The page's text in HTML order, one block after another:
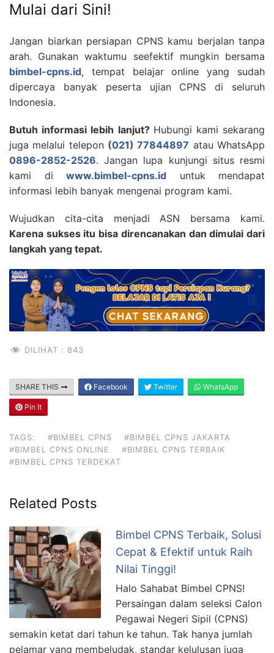
Mulai dari Sini!
Jangan biarkan persiapan CPNS kamu berjalan tanpa
arah. Gunakan waktumu seefektif mungkin bersama
bimbel-cpns.id, tempat belajar online yang sudah
dipercaya banyak peserta ujian CPNS di seluruh
Indonesia.
Butuh informasi lebih lanjut? Hubungi kami sekarang
juga melalui telepon (021) 77844897 atau WhatsApp
0896-2852-2526. Jangan lupa kunjungi situs resmi
kami di www.bimbel-cpns.id untuk mendapat
informasi lebih banyak mengenai program kami.
Wujudkan cita-cita menjadi ASN bersama kami.
Karena sukses itu bisa direncanakan dan dimulai dari
langkah yang tepat.
DILIHAT : 843
SHARE THIS Facebook Twitter WhatsApp
Pin It
TAGS: #BIMBEL CPNS
#BIMBEL CPNS JAKARTA
#BIMBEL CPNS ONLINE
#BIMBEL CPNS TERBAIK
#BIMBEL CPNS TERDEKAT
Related Posts
Bimbel CPNS Terbaik, Solusi
Cepat & Efektif untuk Raih
Nilai Tinggi!
Halo Sahabat Bimbel CPNS!
Persaingan dalam seleksi Calon
Pegawai Negeri Sipil (CPNS)
semakin ketat dari tahun ke tahun. Tak hanya jumlah
pelamar yang membeludak, standar kelulusan juga